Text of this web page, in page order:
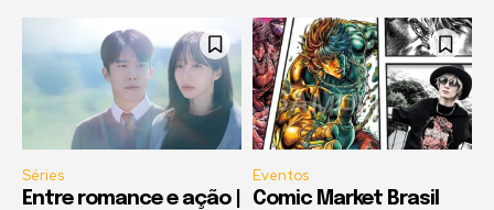
Séries
Entre romance e ação |
Eventos
Comic Market Brasil